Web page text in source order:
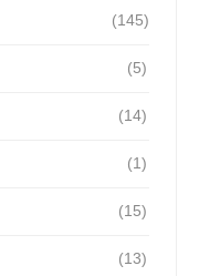
(145)
(5)
(14)
(1)
(15)
(13)